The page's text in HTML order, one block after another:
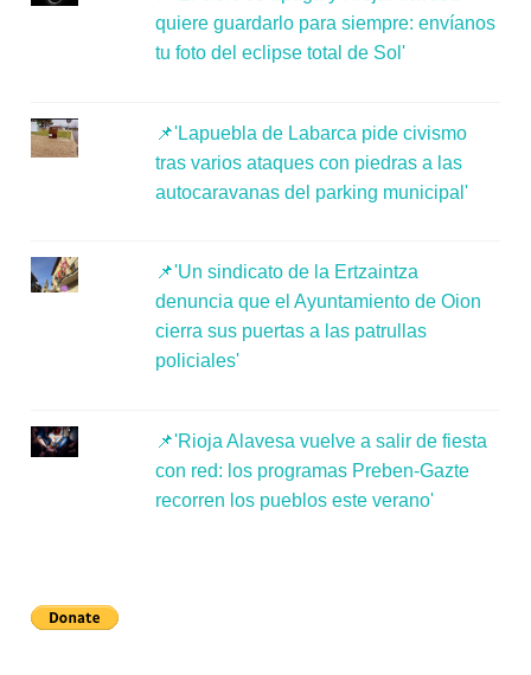
quiere guardarlo para siempre: envíanos
tu foto del eclipse total de Sol'
📌'Lapuebla de Labarca pide civismo
tras varios ataques con piedras a las
autocaravanas del parking municipal'
📌'Un sindicato de la Ertzaintza
denuncia que el Ayuntamiento de Oion
cierra sus puertas a las patrullas
policiales'
📌'Rioja Alavesa vuelve a salir de fiesta
con red: los programas Preben-Gazte
recorren los pueblos este verano'